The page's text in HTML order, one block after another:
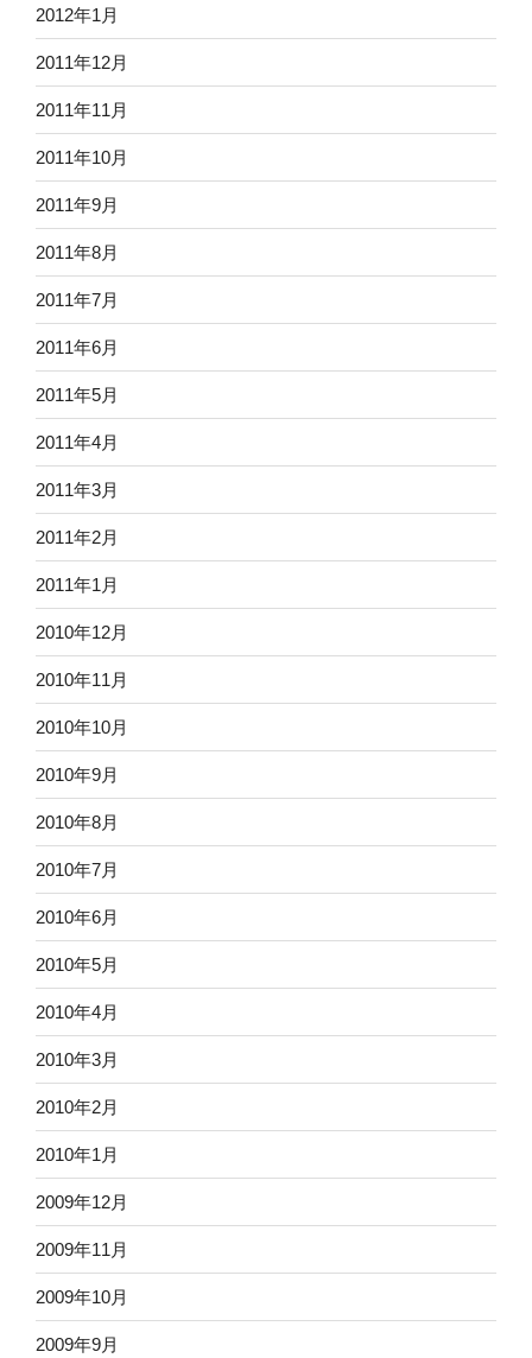
2012年1月
2011年12月
2011年11月
2011年10月
2011年9月
2011年8月
2011年7月
2011年6月
2011年5月
2011年4月
2011年3月
2011年2月
2011年1月
2010年12月
2010年11月
2010年10月
2010年9月
2010年8月
2010年7月
2010年6月
2010年5月
2010年4月
2010年3月
2010年2月
2010年1月
2009年12月
2009年11月
2009年10月
2009年9月